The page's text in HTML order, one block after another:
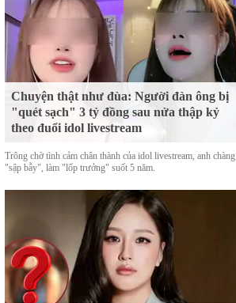
Chuyện thật như đùa: Người đàn ông bị
"quét sạch" 3 tỷ đồng sau nửa thập kỷ
theo đuổi idol livestream
Trông chờ tình cảm chân thành của idol livestream, anh chàng
"sập bẫy", làm "lốp trưởng" suốt 5 năm.